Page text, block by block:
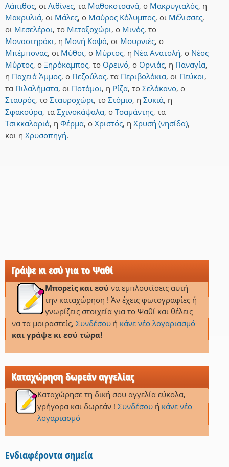
Λάπιθος, οι Λιθίνες, τα Μαθοκοτσανά, ο Μακρυγιαλός, η
Μακρυλιά, οι Μάλες, ο Μαύρος Κόλυμπος, οι Μέλισσες,
οι Μεσελέροι, το Μεταξοχώρι, ο Μινός, το
Μοναστηράκι, η Μονή Καψά, οι Μουρνιές, ο
Μπέμπονας, οι Μύθοι, ο Μύρτος, η Νέα Ανατολή, ο Νέος
Μύρτος, ο Ξηρόκαμπος, το Ορεινό, ο Ορνιάς, η Παναγία,
η Παχειά Άμμος, ο Πεζούλας, τα Περιβολάκια, οι Πεύκοι,
τα Πιλαλήματα, οι Ποτάμοι, η Ρίζα, το Σελάκανο, ο
Σταυρός, το Σταυροχώρι, το Στόμιο, η Συκιά, η
Σφακούρα, τα Σχινοκάψαλα, ο Τσαμάντης, τα
Τσικκαλαριά, η Φέρμα, ο Χριστός, η Χρυσή (νησίδα),
και η Χρυσοπηγή.
Γράψε κι εσύ για το Ψαθί
Μπορείς και εσύ να εμπλουτίσεις αυτή
την καταχώρηση ! Άν έχεις φωτογραφίες ή
γνωρίζεις στοιχεία για το Ψαθί και θέλεις
να τα μοιραστείς, Συνδέσουή κάνε νέο λογαριασμό
και γράψε κι εσύ τώρα!
Καταχώρηση δωρεάν αγγελίας
Καταχώρησε τη δική σου αγγελία εύκολα,
γρήγορα και δωρεάν ! Συνδέσουή κάνε νέο
λογαριασμό
Ενδιαφέροντα σημεία